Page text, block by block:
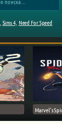
Sims 4, Need For Speed
Marvel's